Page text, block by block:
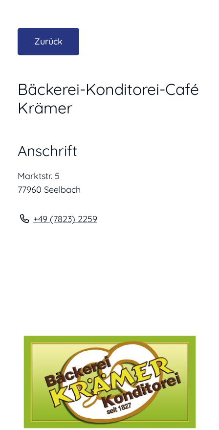
Zurück
Bäckerei-Konditorei-Café
Krämer
Anschrift
Marktstr. 5
77960 Seelbach
+49 (7823) 2259